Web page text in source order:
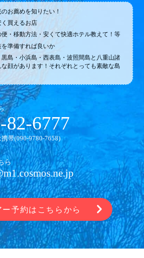
お薦めを知りたい！
く買えるお店
・移動方法・安くて快適ホテル教えて！等
を準備すれば良いか
島・小浜島・西表島・波照間島と八重山諸
顔があります！それぞれとっても素敵な島
82-6777
携帯(090-9780-7658)
ら
ー予約はこちらから